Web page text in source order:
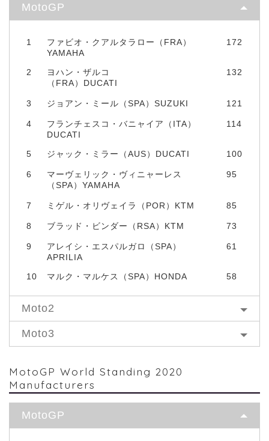
MotoGP
1
ファビオ・クアルタラロー（FRA）
YAMAHA
172
2
ヨハン・ザルコ
（FRA）DUCATI
132
3 ジョアン・ミール（SPA）SUZUKI 121
4
フランチェスコ・バニャイア（ITA）
DUCATI
114
5 ジャック・ミラー（AUS）DUCATI 100
6
マーヴェリック・ヴィニャーレス
（SPA）YAMAHA
95
7 ミゲル・オリヴェイラ（POR）KTM 85
8 ブラッド・ビンダー（RSA）KTM 73
9
アレイシ・エスパルガロ（SPA）
APRILIA
61
10 マルク・マルケス（SPA）HONDA 58
Moto2
Moto3
MotoGP World Standing 2020
Manufacturers
MotoGP